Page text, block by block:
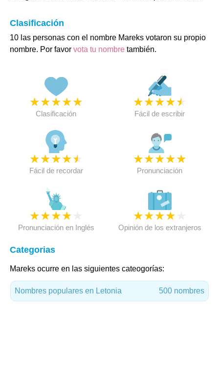
Clasificación
10 las personas con el nombre Mareks votaron su propio
nombre. Por favor vota tu nombre también.
★★★★★
Clasificación
★★★★★
Fácil de escribir
★★★★★
Fácil de recordar
★★★★★
Pronunciación
★★★★
Pronunciación en Inglés
★★★★
Opinión de los extranjeros
Categorias
Mareks ocurre en las siguientes cateogorías:
Nombres populares en Letonia 500 nombres